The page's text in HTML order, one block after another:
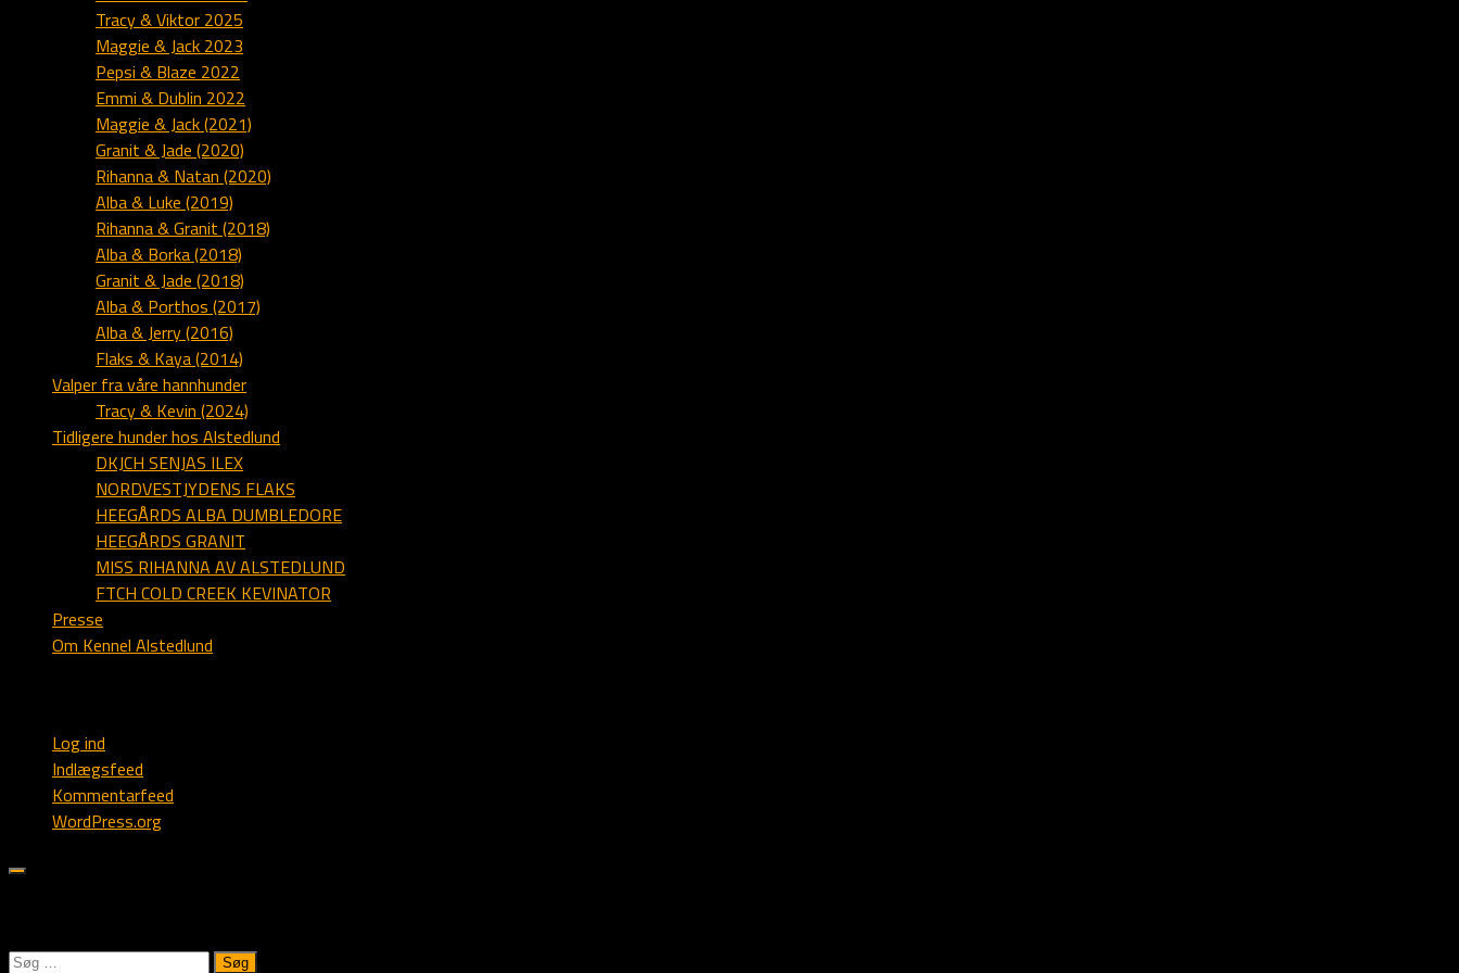
Tracy & Viktor 2025
Maggie & Jack 2023
Pepsi & Blaze 2022
Emmi & Dublin 2022
Maggie & Jack (2021)
Granit & Jade (2020)
Rihanna & Natan (2020)
Alba & Luke (2019)
Rihanna & Granit (2018)
Alba & Borka (2018)
Granit & Jade (2018)
Alba & Porthos (2017)
Alba & Jerry (2016)
Flaks & Kaya (2014)
Valper fra våre hannhunder
Tracy & Kevin (2024)
Tidligere hunder hos Alstedlund
DKJCH SENJAS ILEX
NORDVESTJYDENS FLAKS
HEEGÅRDS ALBA DUMBLEDORE
HEEGÅRDS GRANIT
MISS RIHANNA AV ALSTEDLUND
FTCH COLD CREEK KEVINATOR
Presse
Om Kennel Alstedlund
Log ind
Indlægsfeed
Kommentarfeed
WordPress.org
Søg